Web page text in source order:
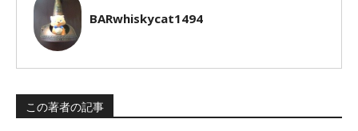
BARwhiskycat1494
この著者の記事